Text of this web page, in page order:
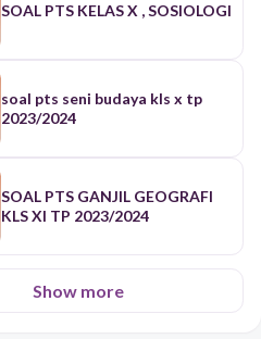
SOAL PTS KELAS X , SOSIOLOGI
soal pts seni budaya kls x tp
2023/2024
SOAL PTS GANJIL GEOGRAFI
KLS XI TP 2023/2024
Show more